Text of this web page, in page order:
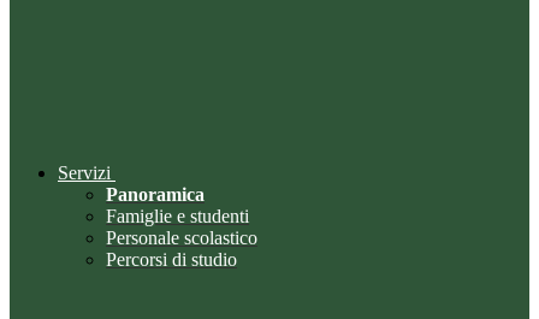
Servizi
Panoramica
Famiglie e studenti
Personale scolastico
Percorsi di studio